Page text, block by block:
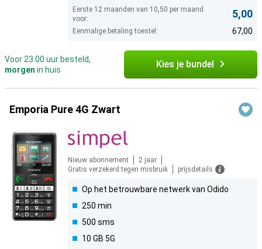
Eerste 12 maanden van 10,50 per maand
voor:
5,00
Eenmalige betaling toestel: 67,00
Voor 23:00 uur besteld,
morgen in huis Kies je bundel
Emporia Pure 4G Zwart
Nieuw abonnement
2 jaar
Gratis verzekerd tegen misbruik
prijsdetails
Op het betrouwbare netwerk van Odido
250 min
500 sms
10 GB 5G